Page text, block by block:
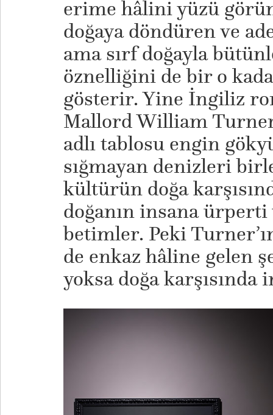
erime hâlini yüzü
doğaya döndüren ve
ama sırf doğayla
öznelliğini de bir o
gösterir. Yine İngiliz
Mallord William
adlı tablosu engin
sığmayan denizleri
kültürün doğa
doğanın insana
betimler. Peki
de enkaz hâline gelen
yoksa doğa